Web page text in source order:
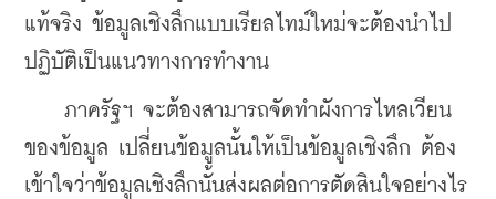
แท้จริง ข้อมูลเชิงลึกแบบเรียลไทม์ใหม่จะต้องนำไป
ปฏิบัติเป็นแนวทางการทำงาน
ภาครัฐฯ จะต้องสามารถจัดทำผังการไหลเวียน
ของข้อมูล เปลี่ยนข้อมูลนั้นให้เป็นข้อมูลเชิงลึก ต้อง
เข้าใจว่าข้อมูลเชิงลึกนั้นส่งผลต่อการตัดสินใจอย่างไร